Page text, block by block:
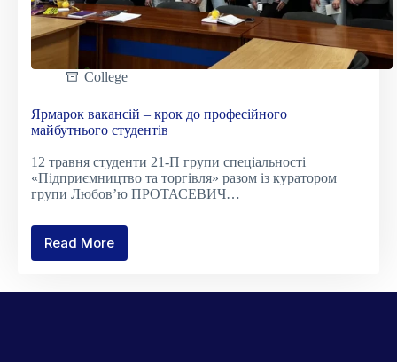
College
Ярмарок вакансій – крок до професійного
майбутнього студентів
12 травня студенти 21-П групи спеціальності
«Підприємництво та торгівля» разом із куратором
групи Любов’ю ПРОТАСЕВИЧ…
Read More
Ярмарок